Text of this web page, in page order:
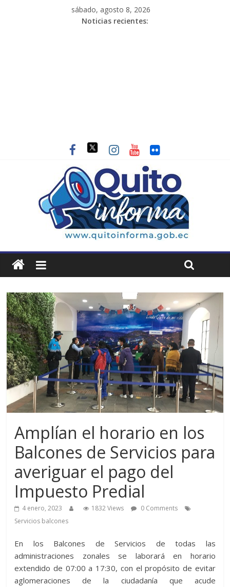
sábado, agosto 8, 2026
Noticias recientes:
Amplían el horario en los
Balcones de Servicios para
averiguar el pago del
Impuesto Predial
4 enero, 2023 1832 Views
0 Comments
Servicios balcones
En los Balcones de Servicios de todas las
administraciones zonales se laborará en horario
extendido de 07:00 a 17:30, con el propósito de evitar
aglomeraciones de la ciudadanía que acude